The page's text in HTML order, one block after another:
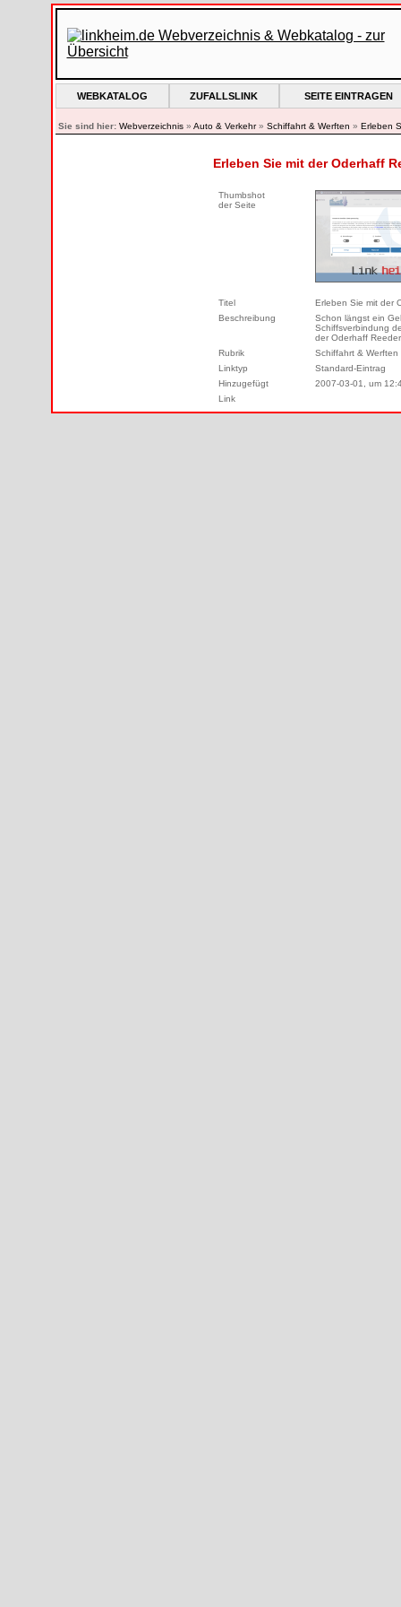
WEBKATALOG ZUFALLSLINK SEITE EINTRAGEN
Sie sind hier: Webverzeichnis» Auto & Verkehr» Schiffahrt & Werften » Erleben
Erleben Sie mit der Oderhaff
Thumbshot
der Seite
Titel
Erleben Sie mit der
Beschreibung
Schon längst ein
Schiffsverbindung
der Oderhaff Reeder
Rubrik
Schiffahrt & Werften
Linktyp
Standard-Eintrag
Hinzugefügt
2007-03-01, um
Link